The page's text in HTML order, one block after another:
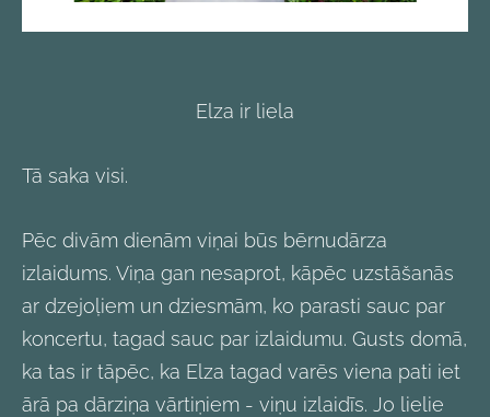
Elza ir liela
Tā saka visi.
Pēc divām dienām viņai būs bērnudārza
izlaidums. Viņa gan nesaprot, kāpēc uzstāšanās
ar dzejoļiem un dziesmām, ko parasti sauc par
koncertu, tagad sauc par izlaidumu. Gusts domā,
ka tas ir tāpēc, ka Elza tagad varēs viena pati iet
ārā pa dārziņa vārtiņiem - viņu izlaidīs. Jo lielie